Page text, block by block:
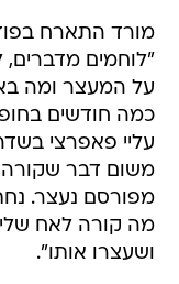
מורד התארח
"לוחמים מדברים,
על המעצר ומה
כמה חודשים
עליי פאפרצי
משום דבר
מפורסם נעצר.
מה קורה לאח
ושעצרו אותו".